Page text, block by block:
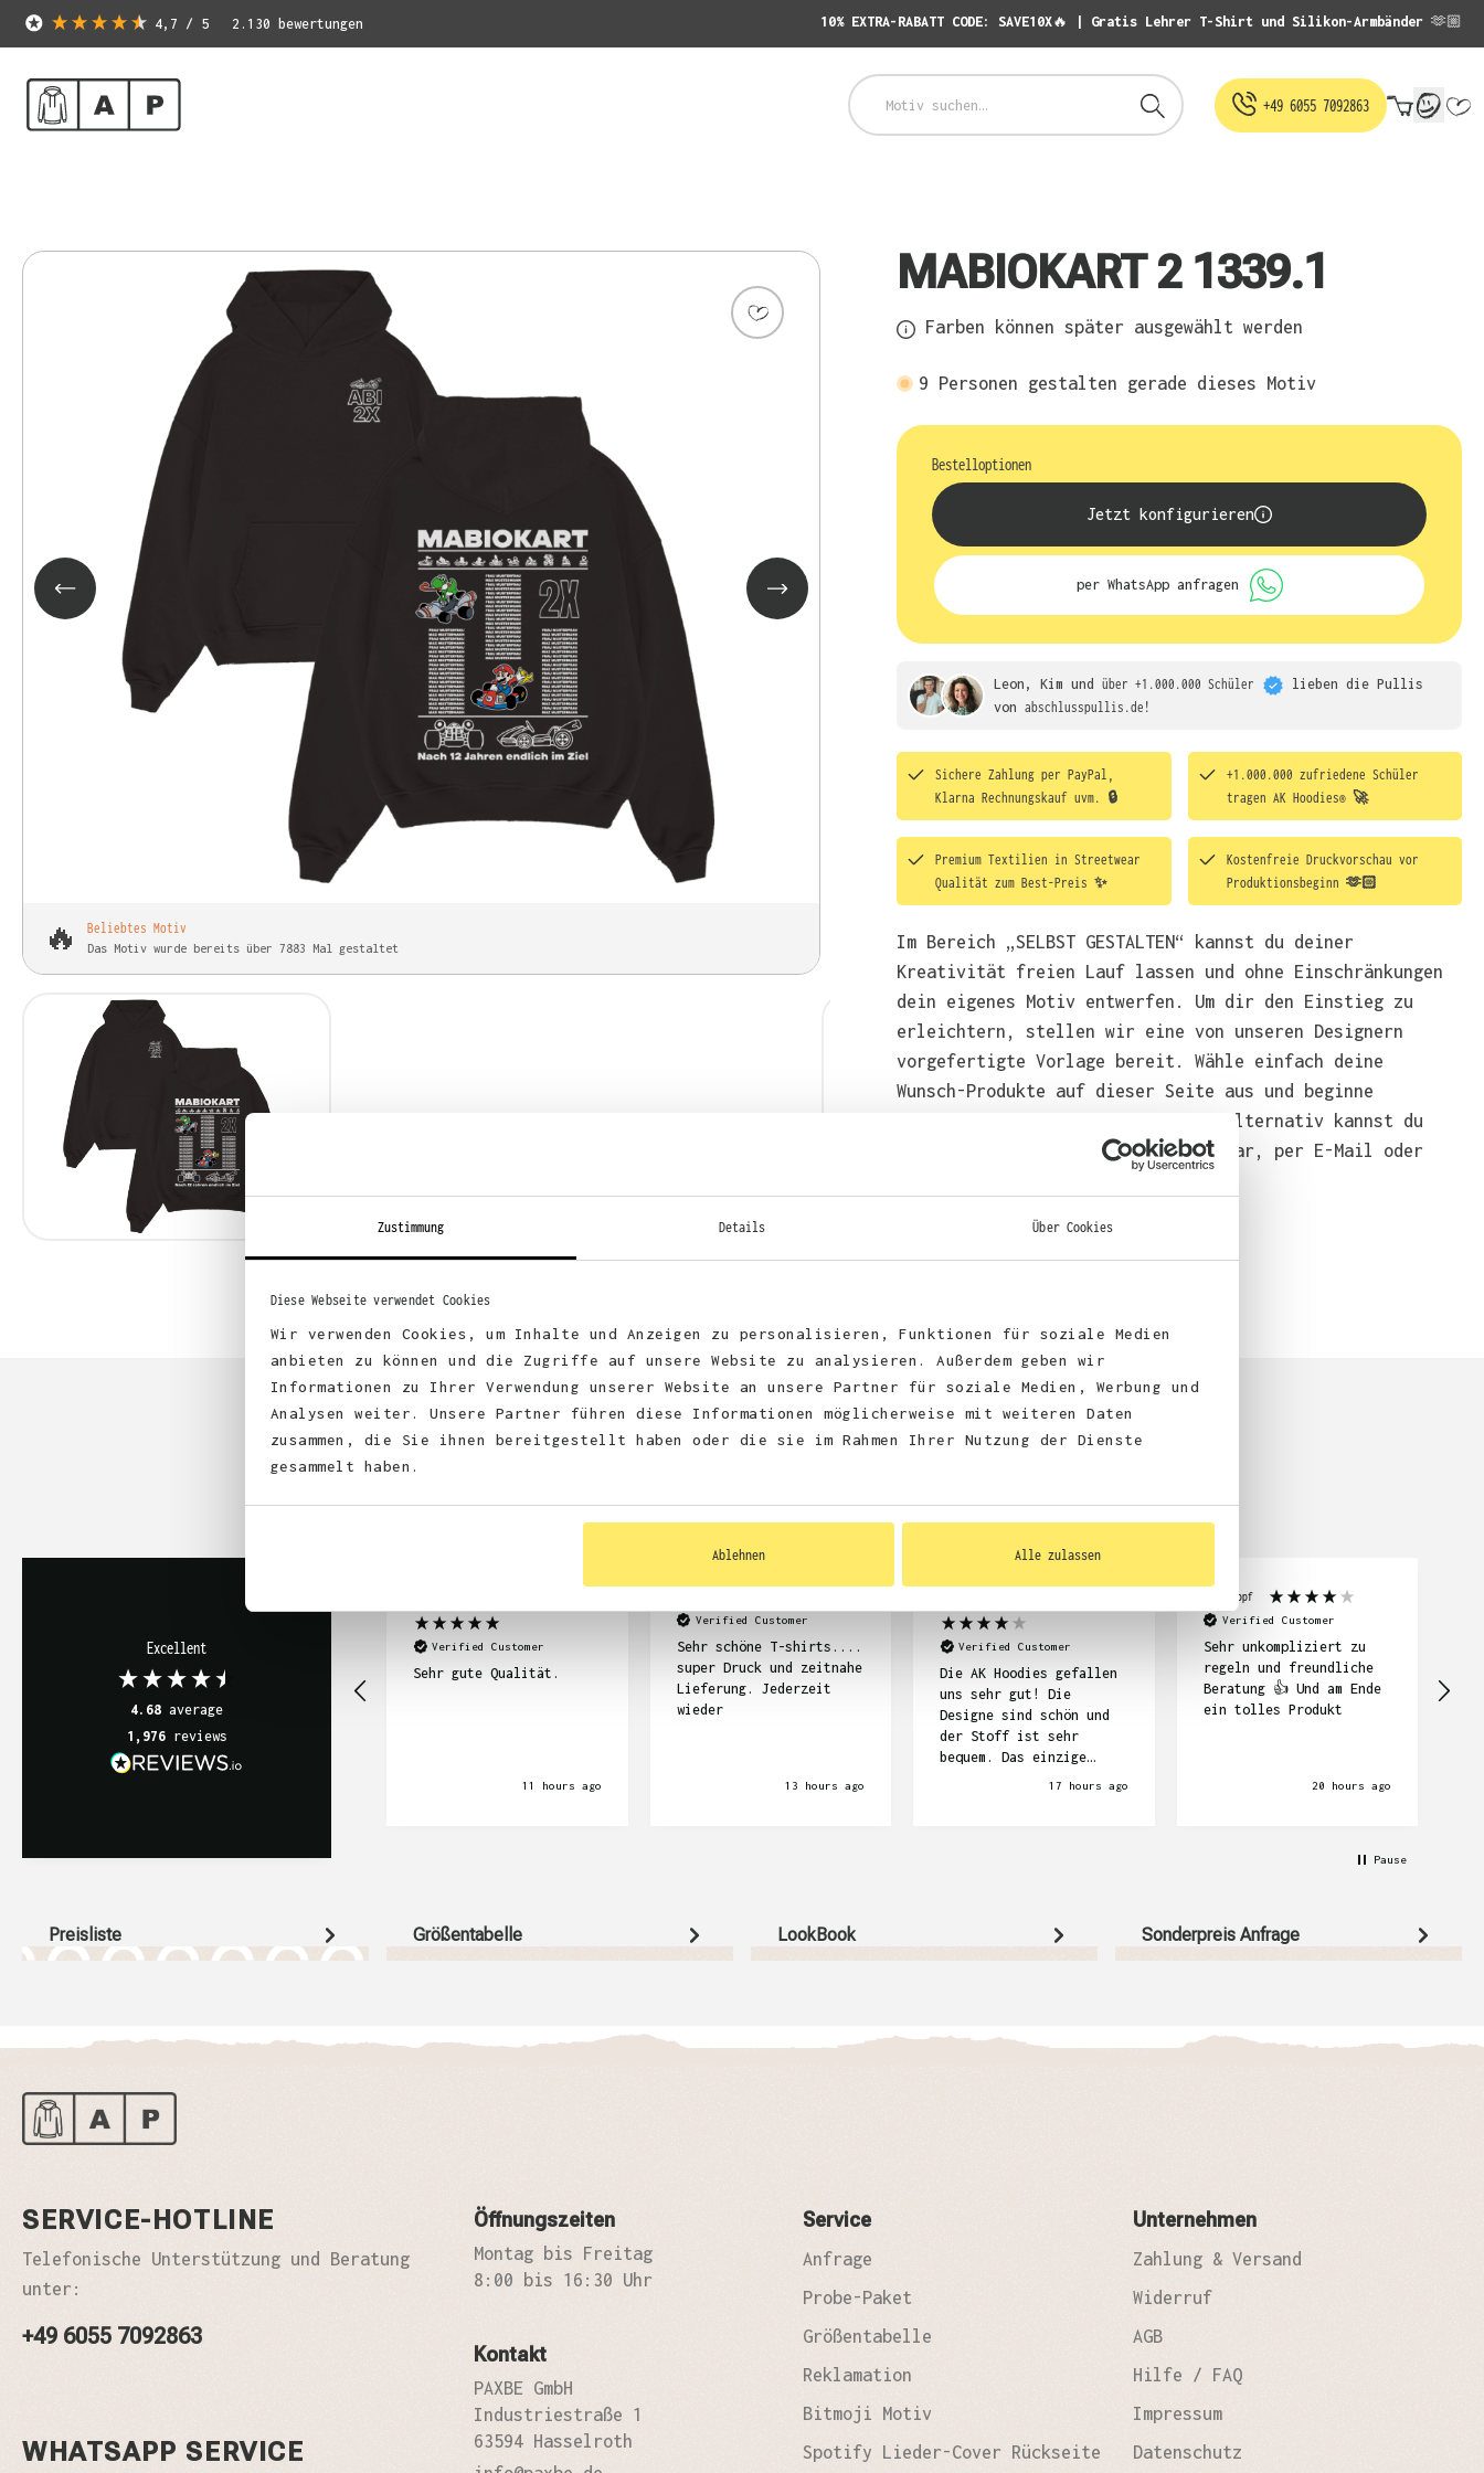
Zustimmung Details Über Cookies
Diese Webseite verwendet Cookies
Wir verwenden Cookies, um Inhalte und Anzeigen zu personalisieren, Funktionen für soziale Medien
anbieten zu können und die Zugriffe auf unsere Website zu analysieren. Außerdem geben wir
Informationen zu Ihrer Verwendung unserer Website an unsere Partner für soziale Medien, Werbung und
Analysen weiter. Unsere Partner führen diese Informationen möglicherweise mit weiteren Daten
zusammen, die Sie ihnen bereitgestellt haben oder die sie im Rahmen Ihrer Nutzung der Dienste
gesammelt haben.
Ablehnen Alle zulassen
4,7 / 5 2.130 bewertungen 10% EXTRA-RABATT CODE: SAVE10X🔥 | Gratis Lehrer T-Shirt und Silikon-Armbänder 🫶🏼
+49 6055 7092863
🔥 Beliebtes Motiv
Das Motiv wurde bereits über 7883 Mal gestaltet
MABIOKART 2 1339.1
Farben können später ausgewählt werden
9 Personen gestalten gerade dieses Motiv
Bestelloptionen
Jetzt konfigurieren
per WhatsApp anfragen
Leon, Kim und über +1.000.000 Schüler lieben die Pullis
von abschlusspullis.de!
Sichere Zahlung per PayPal,
Klarna Rechnungskauf uvm. 🔒
+1.000.000 zufriedene Schüler
tragen AK Hoodies® 🚀
Premium Textilien in Streetwear
Qualität zum Best-Preis ✨
Kostenfreie Druckvorschau vor
Produktionsbeginn 🫶🏻
Im Bereich „SELBST GESTALTEN“ kannst du deiner
Kreativität freien Lauf lassen und ohne Einschränkungen
dein eigenes Motiv entwerfen. Um dir den Einstieg zu
erleichtern, stellen wir eine von unseren Designern
vorgefertigte Vorlage bereit. Wähle einfach deine
Wunsch-Produkte auf dieser Seite aus und beginne
anschließend mit der Gestaltung. Alternativ kannst du
auch bequem über das Bestellformular, per E-Mail oder
Excellent
4.68 average
1,976 reviews
Verified Customer
Sehr gute Qualität.
11 hours ago
Verified Customer
Sehr schöne T-shirts....
super Druck und zeitnahe
Lieferung. Jederzeit
wieder
13 hours ago
Verified Customer
Die AK Hoodies gefallen
uns sehr gut! Die
Designe sind schön und
der Stoff ist sehr
bequem. Das einzige
Hoodies gewartet. Und
jetzt haben wir sie aber
17 hours ago
Lara Hopf
Verified Customer
Sehr unkompliziert zu
regeln und freundliche
Beratung 👍 Und am Ende
ein tolles Produkt
20 hours ago
Pause
Preisliste Größentabelle LookBook Sonderpreis Anfrage
SERVICE-HOTLINE
Telefonische Unterstützung und Beratung
unter:
+49 6055 7092863
WHATSAPP SERVICE
Öffnungszeiten
Montag bis Freitag
8:00 bis 16:30 Uhr
Kontakt
PAXBE GmbH
Industriestraße 1
63594 Hasselroth
Service
Anfrage
Probe-Paket
Größentabelle
Reklamation
Bitmoji Motiv
Spotify Lieder-Cover Rückseite
Unternehmen
Zahlung & Versand
Widerruf
AGB
Hilfe / FAQ
Impressum
Datenschutz